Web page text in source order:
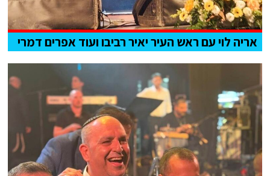
אריה לוי עם ראש העיר יאיר רביבו ועוד אפרים דמרי